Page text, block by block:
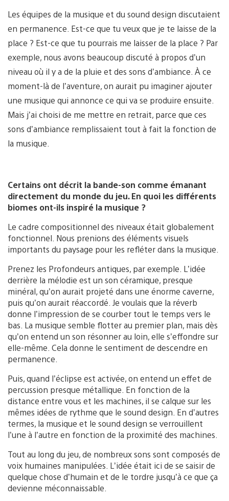
Les équipes de la musique et du sound design discutaient
en permanence. Est-ce que tu veux que je te laisse de la
place ? Est-ce que tu pourrais me laisser de la place ? Par
exemple, nous avons beaucoup discuté à propos d’un
niveau où il y a de la pluie et des sons d’ambiance. À ce
moment-là de l’aventure, on aurait pu imaginer ajouter
une musique qui annonce ce qui va se produire ensuite.
Mais j’ai choisi de me mettre en retrait, parce que ces
sons d’ambiance remplissaient tout à fait la fonction de
la musique.
Certains ont décrit la bande-son comme émanant
directement du monde du jeu. En quoi les différents
biomes ont-ils inspiré la musique ?
Le cadre compositionnel des niveaux était globalement
fonctionnel. Nous prenions des éléments visuels
importants du paysage pour les refléter dans la musique.
Prenez les Profondeurs antiques, par exemple. L’idée
derrière la mélodie est un son céramique, presque
minéral, qu’on aurait projeté dans une énorme caverne,
puis qu’on aurait réaccordé. Je voulais que la réverb
donne l’impression de se courber tout le temps vers le
bas. La musique semble flotter au premier plan, mais dès
qu’on entend un son résonner au loin, elle s’effondre sur
elle-même. Cela donne le sentiment de descendre en
permanence.
Puis, quand l’éclipse est activée, on entend un effet de
percussion presque métallique. En fonction de la
distance entre vous et les machines, il se calque sur les
mêmes idées de rythme que le sound design. En d’autres
termes, la musique et le sound design se verrouillent
l’une à l’autre en fonction de la proximité des machines.
Tout au long du jeu, de nombreux sons sont composés de
voix humaines manipulées. L’idée était ici de se saisir de
quelque chose d’humain et de le tordre jusqu’à ce que ça
devienne méconnaissable.